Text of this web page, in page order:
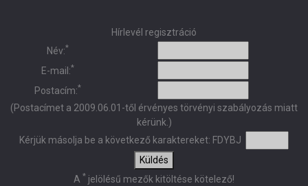
Hírlevél regisztráció
Név:*
E-mail:*
Postacím:*
(Postacímet a 2009.06.01-től érvényes törvényi szabályozás miatt
kérünk.)
Kérjük másolja be a következő karaktereket: FDYBJ
Küldés
A * jelölésű mezők kitöltése kötelező!